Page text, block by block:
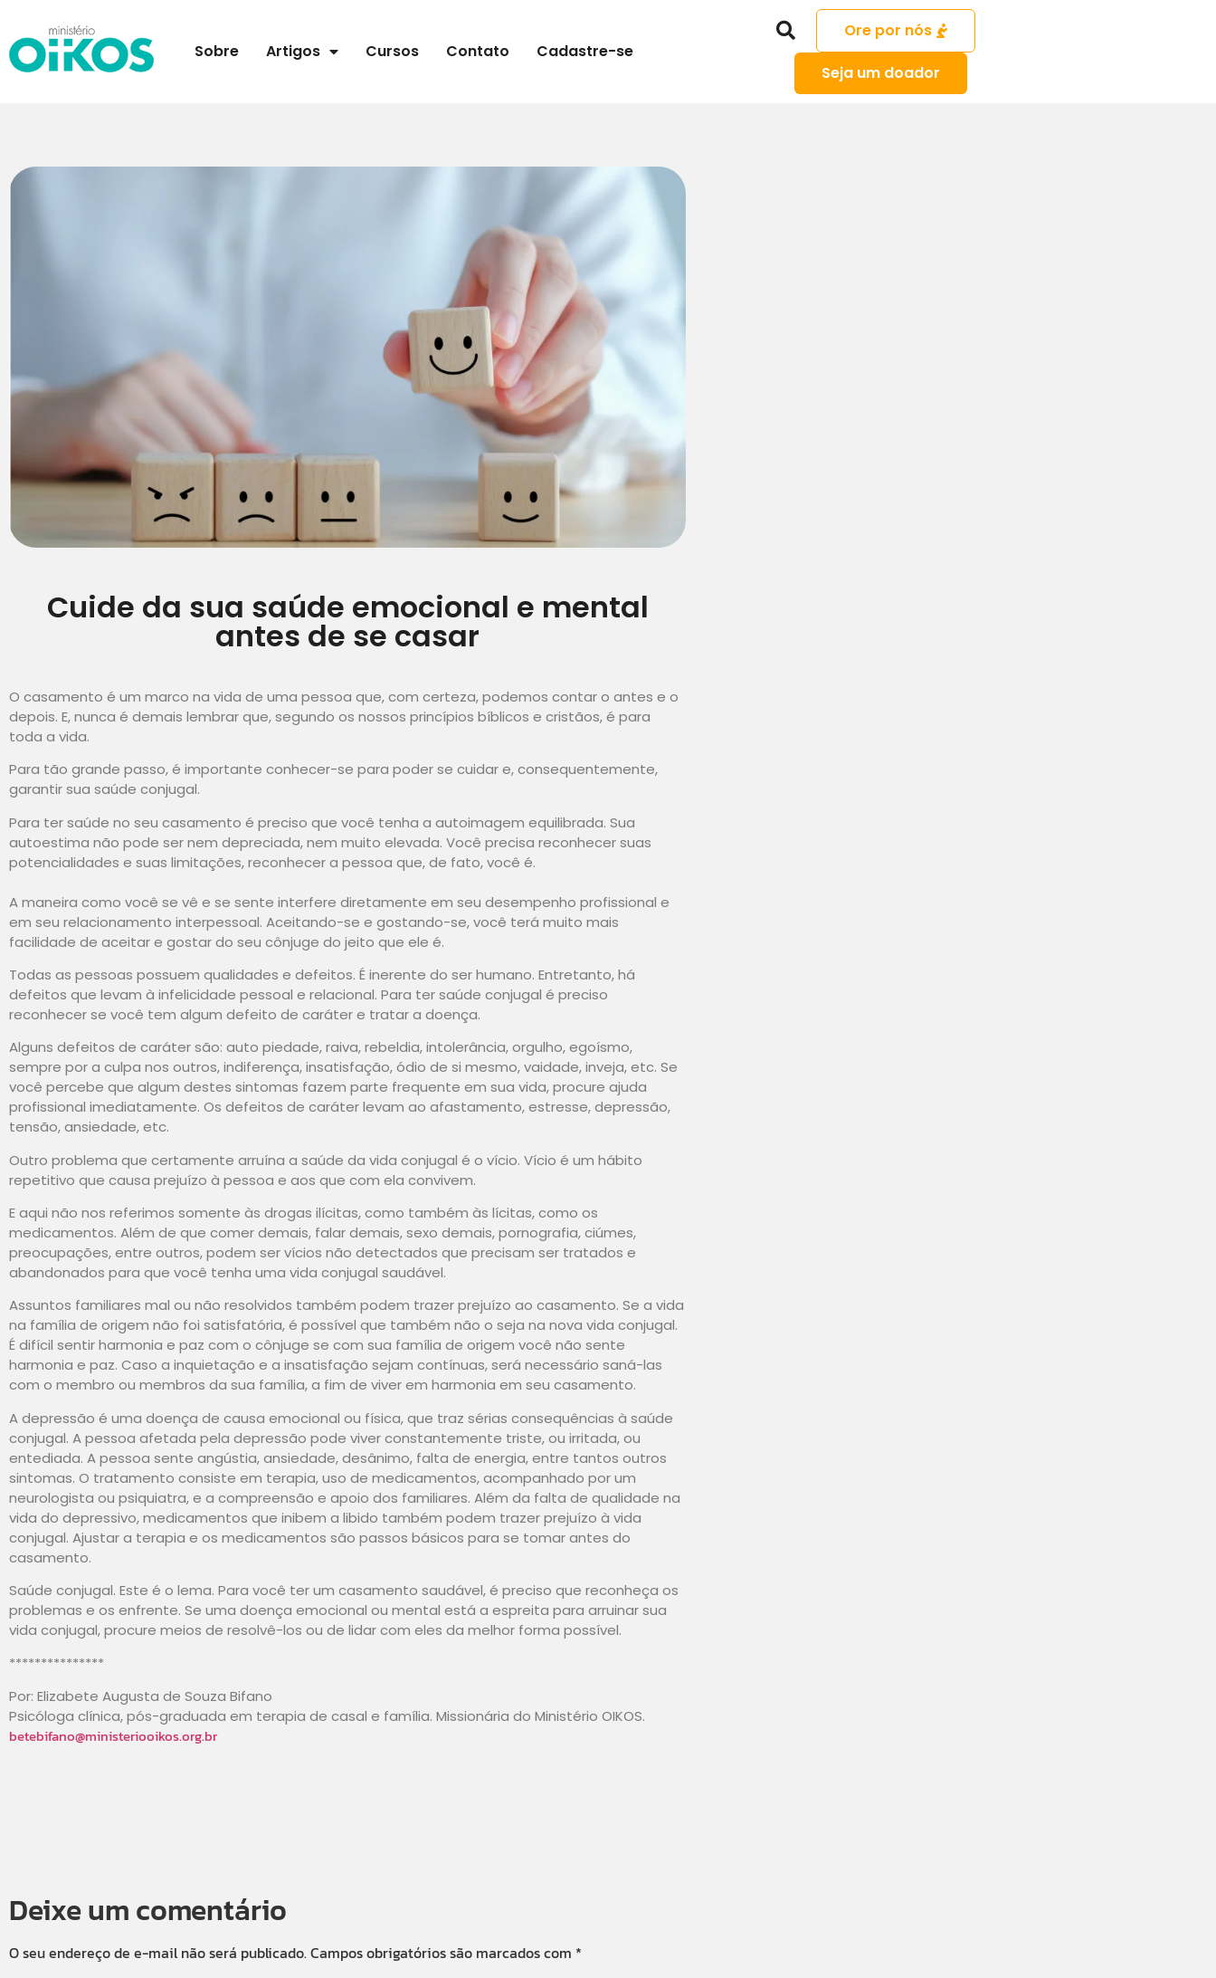
Sobre Artigos Cursos Contato Cadastre-se
Ore por nós
Seja um doador
Cuide da sua saúde emocional e mental
antes de se casar
O casamento é um marco na vida de uma pessoa que, com certeza, podemos contar o antes e o
depois. E, nunca é demais lembrar que, segundo os nossos princípios bíblicos e cristãos, é para
toda a vida.
Para tão grande passo, é importante conhecer-se para poder se cuidar e, consequentemente,
garantir sua saúde conjugal.
Para ter saúde no seu casamento é preciso que você tenha a autoimagem equilibrada. Sua
autoestima não pode ser nem depreciada, nem muito elevada. Você precisa reconhecer suas
potencialidades e suas limitações, reconhecer a pessoa que, de fato, você é.
A maneira como você se vê e se sente interfere diretamente em seu desempenho profissional e
em seu relacionamento interpessoal. Aceitando-se e gostando-se, você terá muito mais
facilidade de aceitar e gostar do seu cônjuge do jeito que ele é.
Todas as pessoas possuem qualidades e defeitos. É inerente do ser humano. Entretanto, há
defeitos que levam à infelicidade pessoal e relacional. Para ter saúde conjugal é preciso
reconhecer se você tem algum defeito de caráter e tratar a doença.
Alguns defeitos de caráter são: auto piedade, raiva, rebeldia, intolerância, orgulho, egoísmo,
sempre por a culpa nos outros, indiferença, insatisfação, ódio de si mesmo, vaidade, inveja, etc. Se
você percebe que algum destes sintomas fazem parte frequente em sua vida, procure ajuda
profissional imediatamente. Os defeitos de caráter levam ao afastamento, estresse, depressão,
tensão, ansiedade, etc.
Outro problema que certamente arruína a saúde da vida conjugal é o vício. Vício é um hábito
repetitivo que causa prejuízo à pessoa e aos que com ela convivem.
E aqui não nos referimos somente às drogas ilícitas, como também às lícitas, como os
medicamentos. Além de que comer demais, falar demais, sexo demais, pornografia, ciúmes,
preocupações, entre outros, podem ser vícios não detectados que precisam ser tratados e
abandonados para que você tenha uma vida conjugal saudável.
Assuntos familiares mal ou não resolvidos também podem trazer prejuízo ao casamento. Se a vida
na família de origem não foi satisfatória, é possível que também não o seja na nova vida conjugal.
É difícil sentir harmonia e paz com o cônjuge se com sua família de origem você não sente
harmonia e paz. Caso a inquietação e a insatisfação sejam contínuas, será necessário saná-las
com o membro ou membros da sua família, a fim de viver em harmonia em seu casamento.
A depressão é uma doença de causa emocional ou física, que traz sérias consequências à saúde
conjugal. A pessoa afetada pela depressão pode viver constantemente triste, ou irritada, ou
entediada. A pessoa sente angústia, ansiedade, desânimo, falta de energia, entre tantos outros
sintomas. O tratamento consiste em terapia, uso de medicamentos, acompanhado por um
neurologista ou psiquiatra, e a compreensão e apoio dos familiares. Além da falta de qualidade na
vida do depressivo, medicamentos que inibem a libido também podem trazer prejuízo à vida
conjugal. Ajustar a terapia e os medicamentos são passos básicos para se tomar antes do
casamento.
Saúde conjugal. Este é o lema. Para você ter um casamento saudável, é preciso que reconheça os
problemas e os enfrente. Se uma doença emocional ou mental está a espreita para arruinar sua
vida conjugal, procure meios de resolvê-los ou de lidar com eles da melhor forma possível.
***************
Por: Elizabete Augusta de Souza Bifano
Psicóloga clínica, pós-graduada em terapia de casal e família. Missionária do Ministério OIKOS.
betebifano@ministeriooikos.org.br
Deixe um comentário
O seu endereço de e-mail não será publicado.Campos obrigatórios são marcados com *